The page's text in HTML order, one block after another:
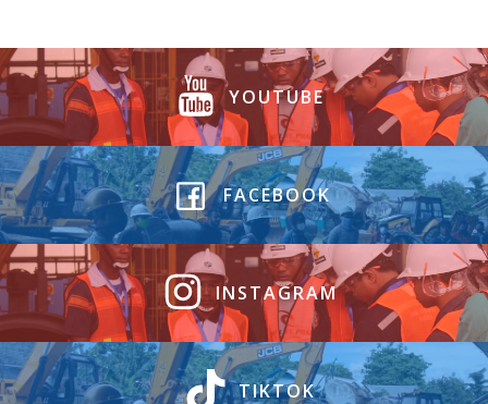
YOUTUBE
FACEBOOK
INSTAGRAM
TIKTOK